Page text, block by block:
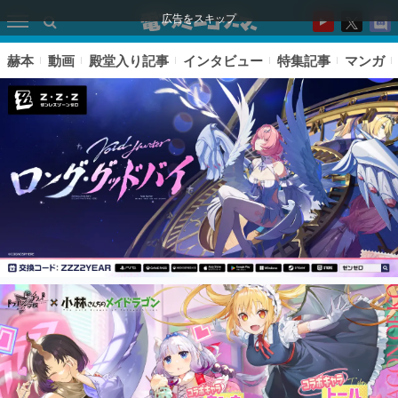
広告をスキップ
ピックアップ
電ファミのいま読まれている記事ランキング
アプリセール情報
赫本 動画 殿堂入り記事 インタビュー 特集記事 マンガ